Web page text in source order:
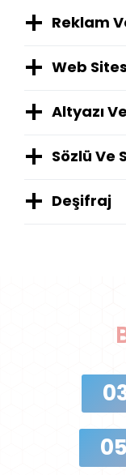
Reklam
Web
Altyazı
Sözlü Ve
Deşifraj